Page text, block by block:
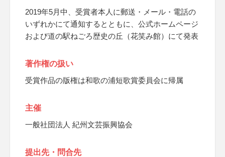
2019年5月中、受賞者本人に郵送・メール・電話の
いずれかにて通知するとともに、公式ホームページ
および道の駅ねごろ歴史の丘（花笑み館）にて発表
著作権の扱い
受賞作品の版権は和歌の浦短歌賞委員会に帰属
主催
一般社団法人 紀州文芸振興協会
提出先・問合先